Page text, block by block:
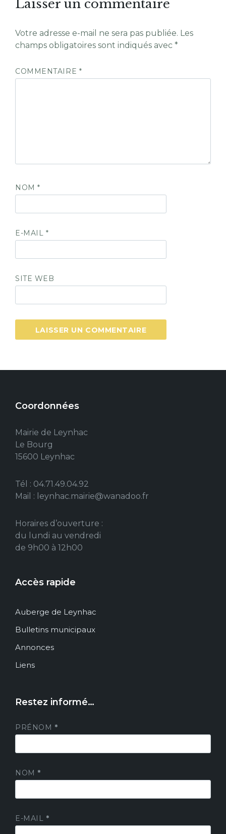
Laisser un commentaire
Votre adresse e-mail ne sera pas publiée. Les
champs obligatoires sont indiqués avec *
COMMENTAIRE *
NOM*
E-MAIL *
SITE WEB
Coordonnées
Mairie de Leynhac
Le Bourg
15600 Leynhac
Tél : 04.71.49.04.92
Mail : leynhac.mairie@wanadoo.fr
Horaires d’ouverture :
du lundi au vendredi
de 9h00 à 12h00
Accès rapide
Auberge de Leynhac
Bulletins municipaux
Annonces
Liens
Restez informé…
PRÉNOM *
NOM *
E-MAIL *